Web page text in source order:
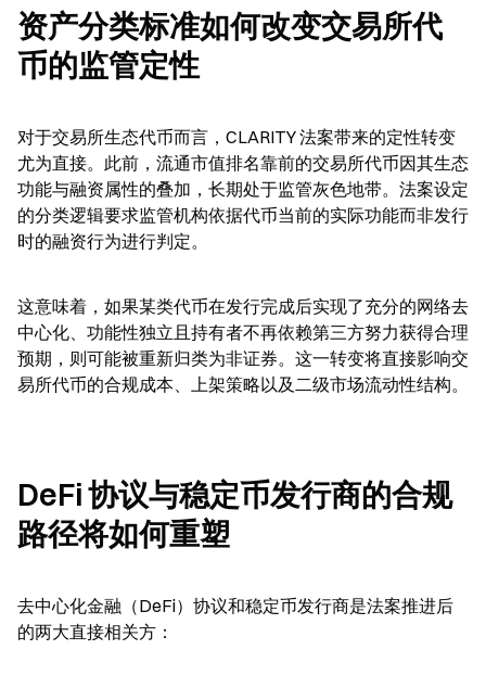
资产分类标准如何改变交易所代
币的监管定性
对于交易所生态代币而言，CLARITY 法案带来的定性转变
尤为直接。此前，流通市值排名靠前的交易所代币因其生态
功能与融资属性的叠加，长期处于监管灰色地带。法案设定
的分类逻辑要求监管机构依据代币当前的实际功能而非发行
时的融资行为进行判定。
这意味着，如果某类代币在发行完成后实现了充分的网络去
中心化、功能性独立且持有者不再依赖第三方努力获得合理
预期，则可能被重新归类为非证券。这一转变将直接影响交
易所代币的合规成本、上架策略以及二级市场流动性结构。
DeFi 协议与稳定币发行商的合规
路径将如何重塑
去中心化金融（DeFi）协议和稳定币发行商是法案推进后
的两大直接相关方：